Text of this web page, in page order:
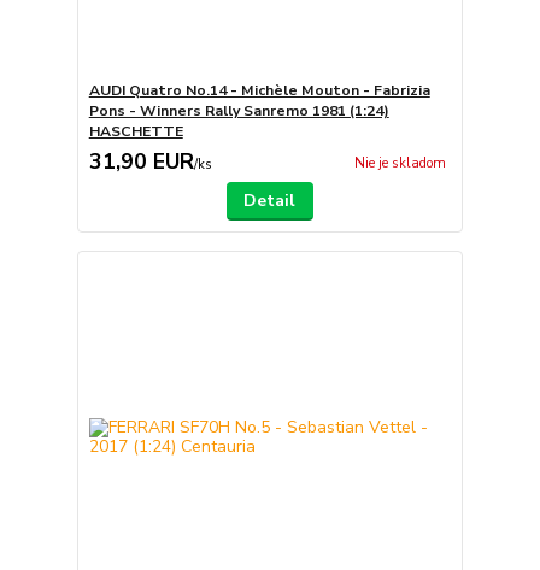
AUDI Quatro No.14 - Michèle Mouton - Fabrizia
Pons - Winners Rally Sanremo 1981 (1:24)
HASCHETTE
31,90 EUR/ks Nie je skladom
Detail